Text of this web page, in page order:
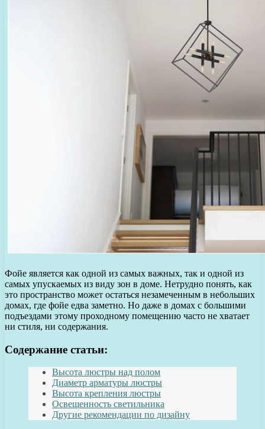
Фойе является как одной из самых важных, так и одной из
самых упускаемых из виду зон в доме. Нетрудно понять, как
это пространство может остаться незамеченным в небольших
домах, где фойе едва заметно. Но даже в домах с большими
подъездами этому проходному помещению часто не хватает
ни стиля, ни содержания.
Содержание статьи:
Высота люстры над полом
Диаметр арматуры люстры
Высота крепления люстры
Освещенность светильника
Другие рекомендации по дизайну